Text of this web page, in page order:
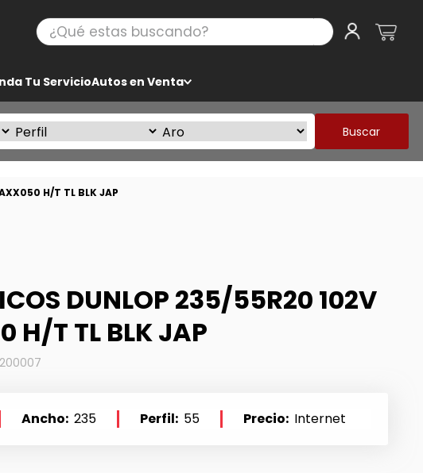
¿Qué estas buscando?
Tu ServicioAutos en Venta
Buscar
H/T TL BLK JAP
DUNLOP 235/55R20 102V
H/T TL BLK JAP
Ancho 235 Perfil 55 Precio Internet